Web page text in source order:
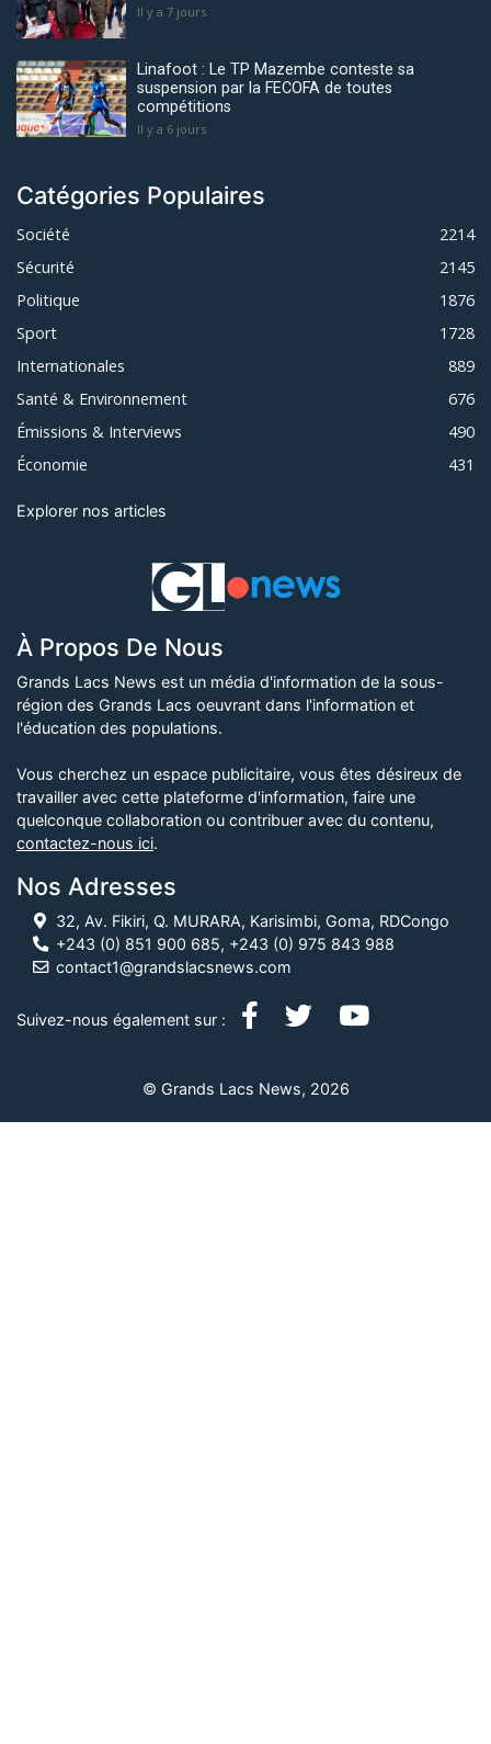
Il y a 7 jours
Linafoot : Le TP Mazembe conteste sa
suspension par la FECOFA de toutes
compétitions
Il y a 6 jours
Catégories Populaires
Société
2214
Sécurité
2145
Politique
1876
Sport
1728
Internationales
889
Santé & Environnement
676
Émissions & Interviews
490
Économie
431
Explorer nos articles
À Propos De Nous
Grands Lacs News est un média d'information de la sous-
région des Grands Lacs oeuvrant dans l'information et
l'éducation des populations.
Vous cherchez un espace publicitaire, vous êtes désireux de
travailler avec cette plateforme d'information, faire une
quelconque collaboration ou contribuer avec du contenu,
contactez-nous ici.
Nos Adresses
32, Av. Fikiri, Q. MURARA, Karisimbi, Goma, RDCongo
+243 (0) 851 900 685, +243 (0) 975 843 988
contact1@grandslacsnews.com
Suivez-nous également sur :
© Grands Lacs News, 2026